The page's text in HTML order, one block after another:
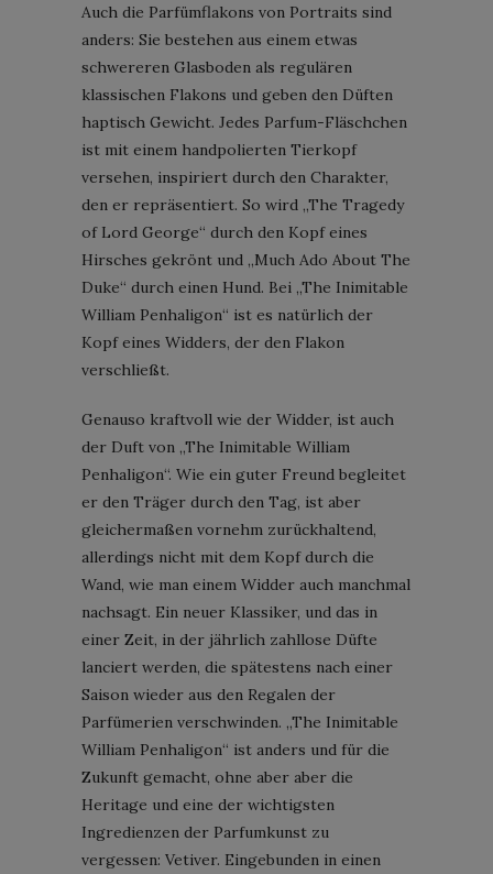
Auch die Parfümflakons von Portraits sind
anders: Sie bestehen aus einem etwas
schwereren Glasboden als regulären
klassischen Flakons und geben den Düften
haptisch Gewicht. Jedes Parfum-Fläschchen
ist mit einem handpolierten Tierkopf
versehen, inspiriert durch den Charakter,
den er repräsentiert. So wird „The Tragedy
of Lord George“ durch den Kopf eines
Hirsches gekrönt und „Much Ado About The
Duke“ durch einen Hund. Bei „The Inimitable
William Penhaligon“ ist es natürlich der
Kopf eines Widders, der den Flakon
verschließt.
Genauso kraftvoll wie der Widder, ist auch
der Duft von „The Inimitable William
Penhaligon“. Wie ein guter Freund begleitet
er den Träger durch den Tag, ist aber
gleichermaßen vornehm zurückhaltend,
allerdings nicht mit dem Kopf durch die
Wand, wie man einem Widder auch manchmal
nachsagt. Ein neuer Klassiker, und das in
einer Zeit, in der jährlich zahllose Düfte
lanciert werden, die spätestens nach einer
Saison wieder aus den Regalen der
Parfümerien verschwinden. „The Inimitable
William Penhaligon“ ist anders und für die
Zukunft gemacht, ohne aber aber die
Heritage und eine der wichtigsten
Ingredienzen der Parfumkunst zu
vergessen: Vetiver. Eingebunden in einen